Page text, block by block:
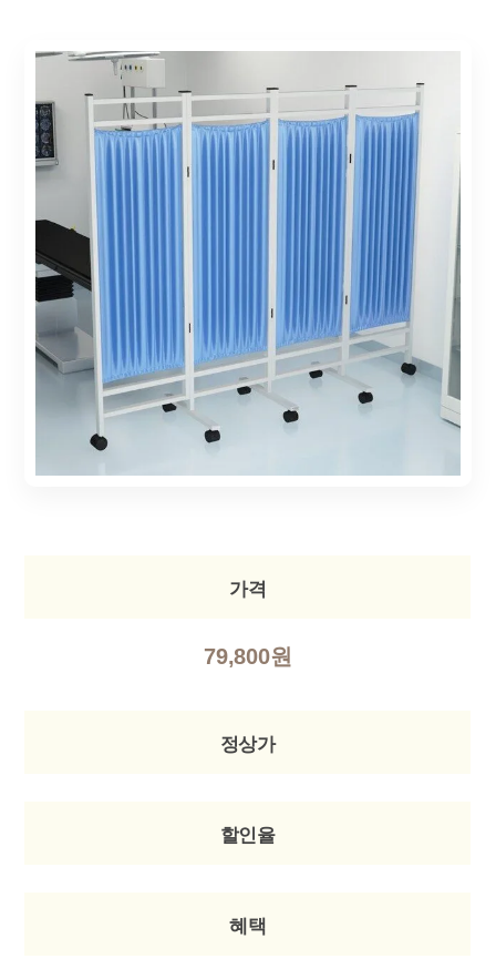
가격
79,800원
정상가
할인율
혜택